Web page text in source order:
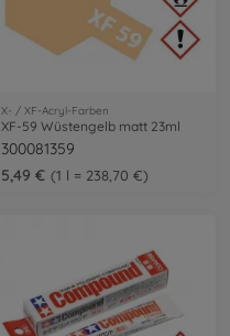
X- / XF-Acryl-Farben
XF-59 Wüstengelb matt 23ml
300081359
5,49 €
1 l = 238,70 €